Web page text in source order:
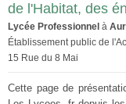
de l'Habitat, des
Lycée Professionnel à
Établissement public de
15 Rue du 8 Mai
Cette page de